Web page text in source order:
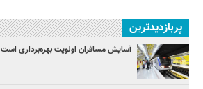
پربازدیدترین
آسایش مسافران اولویت بهره‌برداری است